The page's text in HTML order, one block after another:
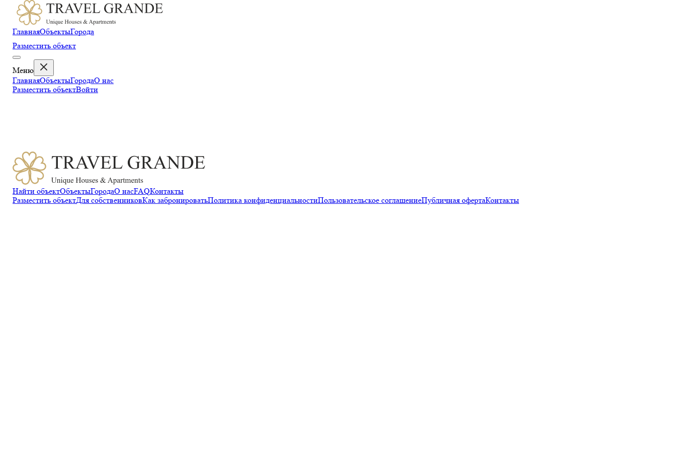
ГлавнаяОбъектыГорода
Разместить объект
Меню
ГлавнаяОбъектыГородаО нас
Разместить объектВойти
Найти объектОбъектыГородаО насFAQКонтакты
Разместить объектДля собственниковКак забронироватьПолитика конфиденциальностиПользовательское соглашениеПубличная офертаКонтакты